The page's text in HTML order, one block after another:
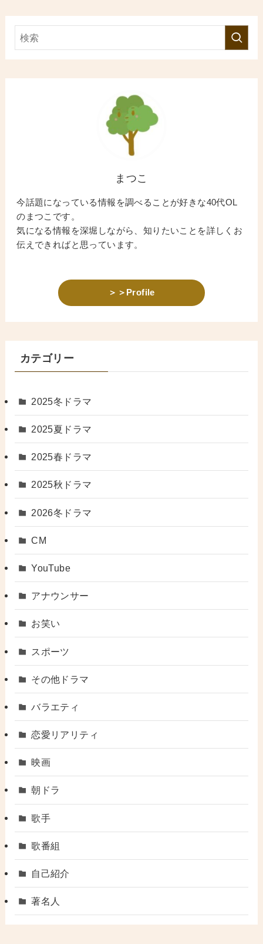
まつこ
今話題になっている情報を調べることが好きな40代OL
のまつこです。
気になる情報を深堀しながら、知りたいことを詳しくお
伝えできればと思っています。
＞＞Profile
カテゴリー
2025冬ドラマ
2025夏ドラマ
2025春ドラマ
2025秋ドラマ
2026冬ドラマ
CM
YouTube
アナウンサー
お笑い
スポーツ
その他ドラマ
バラエティ
恋愛リアリティ
映画
朝ドラ
歌手
歌番組
自己紹介
著名人